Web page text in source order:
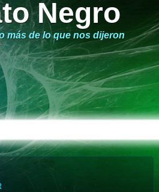
Negro
más de lo que nos dijeron